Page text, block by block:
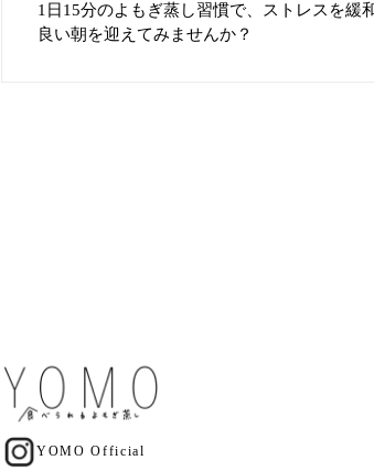
1日15分のよもぎ蒸し習慣で、ストレスを緩
良い朝を迎えてみませんか？
YOMO Official